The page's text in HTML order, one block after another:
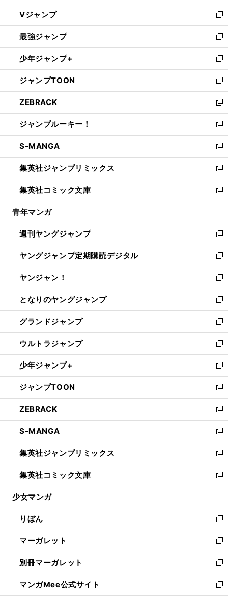
ウ
ィ
ン
ド
ウ
で
開
く
し
い
ウ
ィ
ン
ド
ウ
で
開
く
Vジャンプ
新
し
い
ウ
ィ
ン
ド
ウ
で
開
く
最強ジャンプ
新
し
い
ウ
ィ
ン
ド
ウ
で
開
く
少年ジャンプ+
新
し
い
ウ
ィ
ン
ド
ウ
で
開
く
ジャンプTOON
新
し
い
ウ
ィ
ン
ド
ウ
で
開
く
ZEBRACK
新
し
い
ウ
ィ
ン
ド
ウ
で
開
ジャンプルーキー！
新
し
い
ウ
ィ
ン
ド
ウ
開
く
S-MANGA
新
し
い
ウ
ィ
ン
ウ
で
開
く
集英社ジャンプリミックス
新
し
い
ウ
ン
ド
ウ
で
開
く
集英社コミック文庫
新
し
ウ
ィ
ン
ド
ウ
で
開
く
青年マンガ
週刊ヤングジャンプ
新
し
い
ウ
ィ
ン
ド
ウ
で
開
く
ヤングジャンプ定期購読デジタル
新
し
い
ウ
ィ
ン
ド
ウ
で
開
く
ヤンジャン！
新
し
い
ウ
ィ
ン
ド
ウ
で
開
く
となりのヤングジャンプ
新
し
い
ウ
ィ
ン
ド
ウ
で
開
く
グランドジャンプ
新
し
い
ウ
ィ
ン
ド
ウ
で
開
く
ウルトラジャンプ
新
し
い
ウ
ィ
ン
ド
ウ
で
開
く
少年ジャンプ+
新
し
い
ウ
ィ
ン
ド
ウ
で
開
く
ジャンプTOON
新
し
い
ウ
ィ
ン
ド
ウ
で
開
ZEBRACK
新
し
い
ウ
ィ
ン
ド
ウ
開
く
S-MANGA
新
し
い
ウ
ィ
ン
ウ
で
開
く
集英社ジャンプリミックス
新
し
い
ウ
ン
ド
ウ
で
開
く
集英社コミック文庫
新
し
ウ
ィ
ン
ド
ウ
で
開
く
少女マンガ
りぼん
新
し
い
ウ
ィ
ン
ド
ウ
マーガレット
新
し
い
ウ
ィ
ン
別冊マーガレット
新
し
い
ウ
マンガMee公式サイト
新